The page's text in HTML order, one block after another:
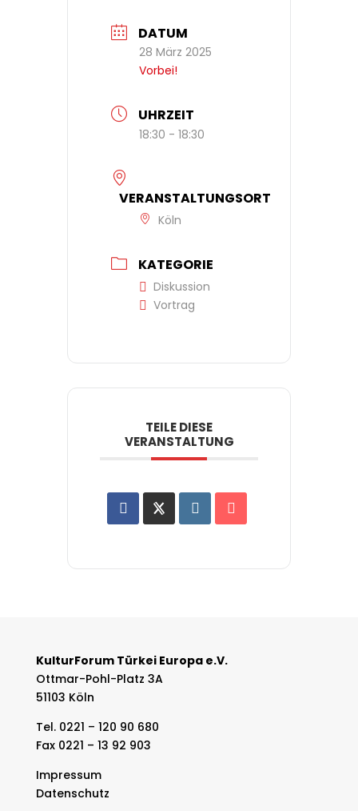
DATUM
28 März 2025
Vorbei!
UHRZEIT
18:30 - 18:30
VERANSTALTUNGSORT
Köln
KATEGORIE
Diskussion
Vortrag
TEILE DIESE
VERANSTALTUNG
KulturForum Türkei Europa e.V.
Ottmar-Pohl-Platz 3A
51103 Köln
Tel. 0221 – 120 90 680
Fax 0221 – 13 92 903
Impressum
Datenschutz